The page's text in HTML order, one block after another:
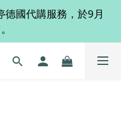
買多件更抵！
德國代購服務，於9月
買多件更抵！